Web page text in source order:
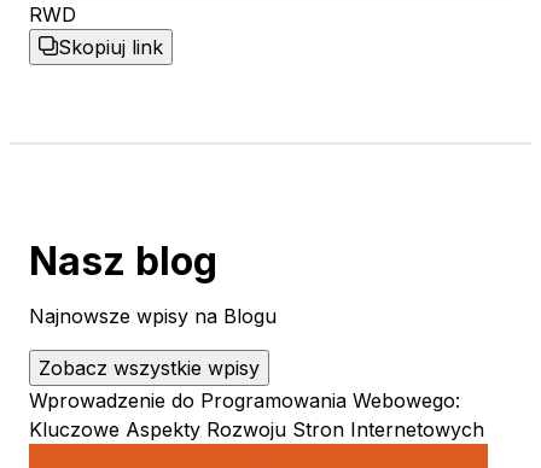
RWD
Skopiuj link
Nasz blog
Najnowsze wpisy na Blogu
Zobacz wszystkie wpisy
Wprowadzenie do Programowania Webowego:
Kluczowe Aspekty Rozwoju Stron Internetowych